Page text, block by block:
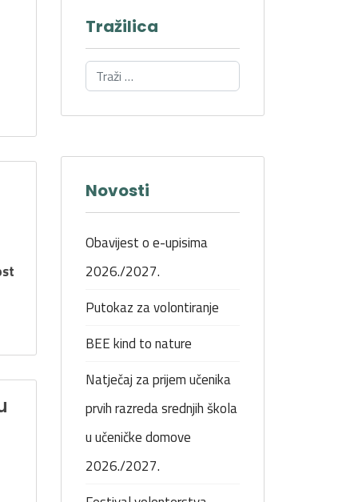
Tražilica
Novosti
Obavijest o e-upisima
2026./2027.
Putokaz za volontiranje
BEE kind to nature
Natječaj za prijem učenika
prvih razreda srednjih škola
u učeničke domove
2026./2027.